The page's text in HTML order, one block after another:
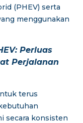
(PHEV) serta
menggunakan
Perluas
Perjalanan
terus
secara konsisten